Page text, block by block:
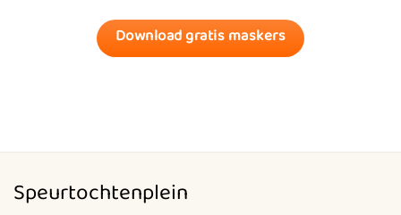
Download gratis maskers
Speurtochtenplein